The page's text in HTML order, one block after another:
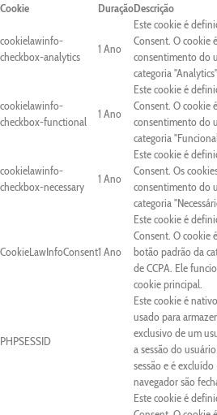
Cookie
DuraçãoDescrição
cookielawinfo-
checkbox-analytics
1 Ano
Este cookie é
Consent. O cookie
consentimento do
categoria
cookielawinfo-
checkbox-functional
1 Ano
Este cookie é
Consent. O cookie
consentimento do
categoria
cookielawinfo-
checkbox-necessary
1 Ano
Este cookie é
Consent. Os
consentimento do
categoria
CookieLawInfoConsent1 Ano
Este cookie é
Consent. O cookie
botão padrão da
de CCPA. Ele
cookie principal.
PHPSESSID
Este cookie é
usado para
exclusivo de um
a sessão do
sessão e é
navegador são
Este cookie é